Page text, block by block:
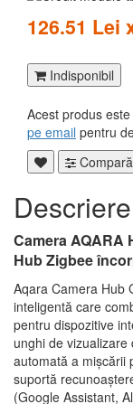
126.51 Lei
Indisponibil
Acest produs
pe email pentru
Compară
Descriere
Camera AQARA
Hub Zigbee
Aqara Camera Hub
inteligentă care
pentru dispozitive
unghi de
automată a mișcării
suportă
(Google Assistant,